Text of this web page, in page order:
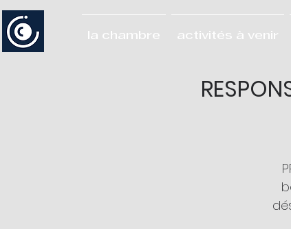
la chambre activités à venir